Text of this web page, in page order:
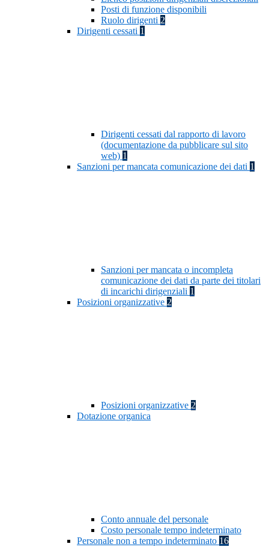
Posti di funzione disponibili
Ruolo dirigenti 2
Dirigenti cessati 1
Dirigenti cessati dal rapporto di lavoro
(documentazione da pubblicare sul sito
web) 1
Sanzioni per mancata comunicazione dei dati 1
Sanzioni per mancata o incompleta
comunicazione dei dati da parte dei titolari
di incarichi dirigenziali 1
Posizioni organizzative 2
Posizioni organizzative 2
Dotazione organica
Conto annuale del personale
Costo personale tempo indeterminato
Personale non a tempo indeterminato 16